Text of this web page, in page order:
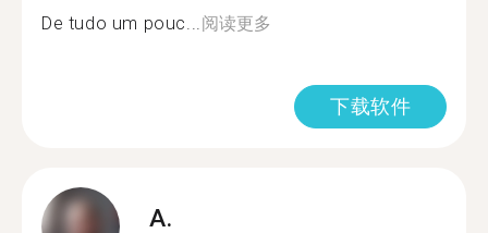
De tudo um pouc... 阅读更多
下载软件
A.